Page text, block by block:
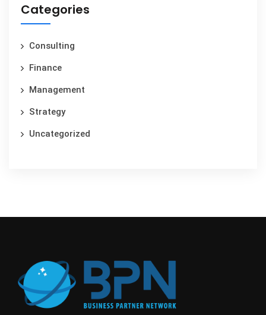
Categories
Consulting
Finance
Management
Strategy
Uncategorized